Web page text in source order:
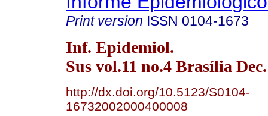
Print version ISSN 0104-1673
Inf. Epidemiol.
Sus vol.11 no.4 Brasília
http://dx.doi.org/10.5123/S0104-
16732002000400008